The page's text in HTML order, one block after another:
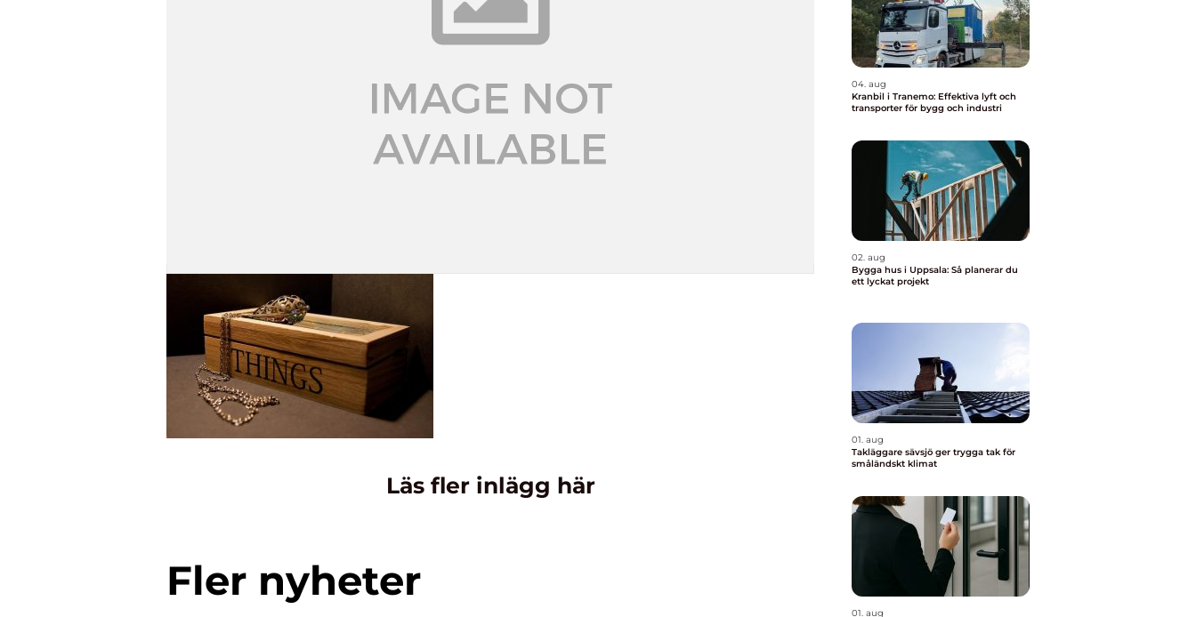
Läs fler inlägg här
Fler nyheter
04. aug
Kranbil i Tranemo: Effektiva lyft och
transporter för bygg och industri
02. aug
Bygga hus i Uppsala: Så planerar du
ett lyckat projekt
01. aug
Takläggare sävsjö ger trygga tak för
småländskt klimat
01. aug